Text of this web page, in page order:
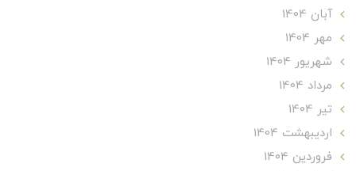
آبان 1404
مهر 1404
شهریور 1404
مرداد 1404
تير 1404
ارديبهشت 1404
فروردین 1404